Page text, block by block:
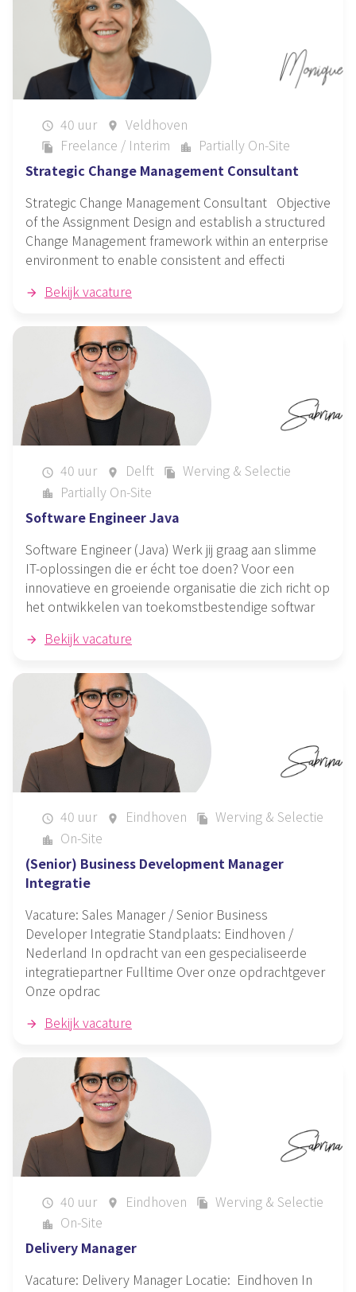
schedule 40 uur place Veldhoven
file_copy Freelance / Interim location_city
Partially On-Site
Strategic Change Management Consultant
Strategic Change Management Consultant Objective
of the Assignment Design and establish a structured
Change Management framework within an enterprise
environment to enable consistent and effecti
Bekijk vacature
schedule 40 uur place Delft file_copy Werving & Selectie
location_city
Partially On-Site
Software Engineer Java
Software Engineer (Java) Werk jij graag aan slimme
IT-oplossingen die er écht toe doen? Voor een
innovatieve en groeiende organisatie die zich richt op
het ontwikkelen van toekomstbestendige softwar
Bekijk vacature
schedule 40 uur place Eindhoven file_copy Werving & Selectie
location_city
On-Site
(Senior) Business Development Manager
Integratie
Vacature: Sales Manager / Senior Business
Developer Integratie Standplaats: Eindhoven /
Nederland In opdracht van een gespecialiseerde
integratiepartner Fulltime Over onze opdrachtgever
Onze opdrac
Bekijk vacature
schedule 40 uur place Eindhoven file_copy Werving & Selectie
location_city
On-Site
Delivery Manager
Vacature: Delivery Manager Locatie: Eindhoven In